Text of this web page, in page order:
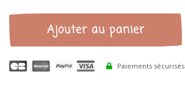
Ajouter au panier
Paiements sécurisés